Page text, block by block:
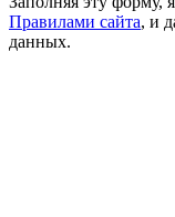
Правилами сайта, и
данных.